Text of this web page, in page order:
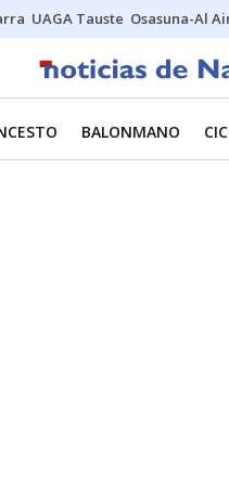
UAGA Tauste Osasuna-Al
BALONMANO